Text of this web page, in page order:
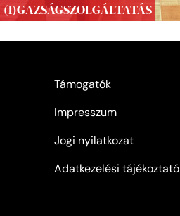
(I)GAZSÁGSZOLGÁLTATÁS
Támogatók
Impresszum
Jogi nyilatkozat
Adatkezelési tájékoztató